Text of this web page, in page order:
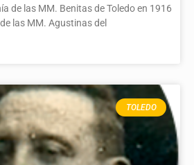
de las MM. Benitas de Toledo en 1916
las MM. Agustinas del
TOLEDO